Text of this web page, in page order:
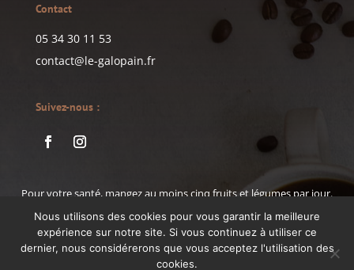
Contact
05 34 30 11 53
contact@le-galopain.fr
Suivez-nous :
Pour votre santé, mangez au moins cinq fruits et légumes par jour.
www.mangerbouger.fr
Nous utilisons des cookies pour vous garantir la meilleure
expérience sur notre site. Si vous continuez à utiliser ce
dernier, nous considérerons que vous acceptez l'utilisation des
cookies.